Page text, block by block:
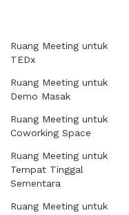
Ruang Meeting untuk
TEDx
Ruang Meeting untuk
Demo Masak
Ruang Meeting untuk
Coworking Space
Ruang Meeting untuk
Tempat Tinggal
Sementara
Ruang Meeting untuk